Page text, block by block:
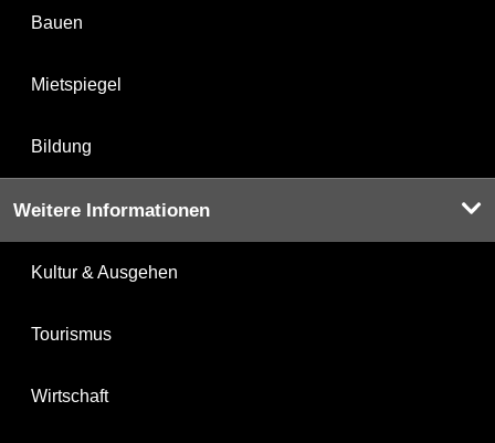
Bauen
Mietspiegel
Bildung
Weitere Informationen
Kultur & Ausgehen
Tourismus
Wirtschaft